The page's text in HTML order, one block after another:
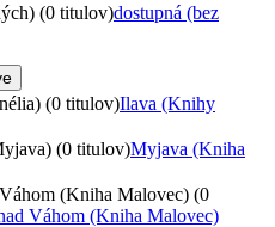
(0 titulov)dostupná (bez
(0 titulov)Ilava (Knihy
(0 titulov)Myjava (Kniha
(Kniha Malovec) (0
Váhom (Kniha Malovec)